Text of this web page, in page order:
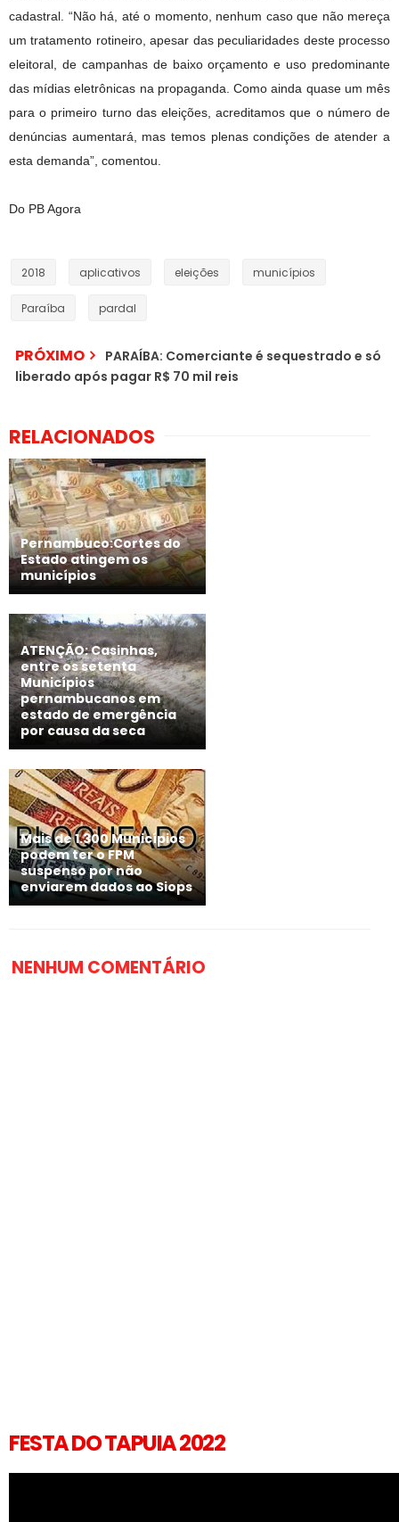
cadastral. “Não há, até o momento, nenhum caso que não mereça
um tratamento rotineiro, apesar das peculiaridades deste processo
eleitoral, de campanhas de baixo orçamento e uso predominante
das mídias eletrônicas na propaganda. Como ainda quase um mês
para o primeiro turno das eleições, acreditamos que o número de
denúncias aumentará, mas temos plenas condições de atender a
esta demanda”, comentou.
Do PB Agora
2018 aplicativos eleições municípios
Paraíba pardal
PRÓXIMO
PARAÍBA: Comerciante é sequestrado e só
liberado após pagar R$ 70 mil reis
RELACIONADOS
Pernambuco:Cortes do
Estado atingem os
municípios
ATENÇÃO: Casinhas,
entre os setenta
Municípios
pernambucanos em
estado de emergência
por causa da seca
Mais de 1.300 Municípios
podem ter o FPM
suspenso por não
enviarem dados ao Siops
NENHUM COMENTÁRIO
FESTA DO TAPUIA 2022